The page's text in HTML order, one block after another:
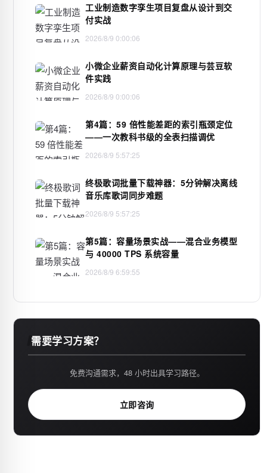
工业制造数字孪生项目复盘从设计到交
付实战
2026/8/9 0:00:06
小微企业薪资自动化计算原理与芸豆软
件实践
2026/8/9 0:00:06
第4篇：59 倍性能差距的索引瓶颈定位
——一次教科书级的全表扫描调优
2026/8/9 5:57:25
终极歌词批量下载神器：5分钟解决离线
音乐库歌词同步难题
2026/8/9 5:57:25
第5篇：容量场景实战——混合业务模型
与 40000 TPS 系统容量
2026/8/9 6:59:55
需要学习方案？
免费沟通需求，48 小时出具学习路径。
立即咨询